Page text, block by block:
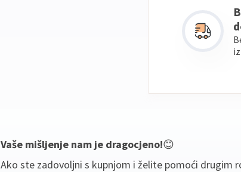
Vaše mišljenje nam je dragocjeno!😊
Ako ste zadovoljni s kupnjom i želite pomoći drugim